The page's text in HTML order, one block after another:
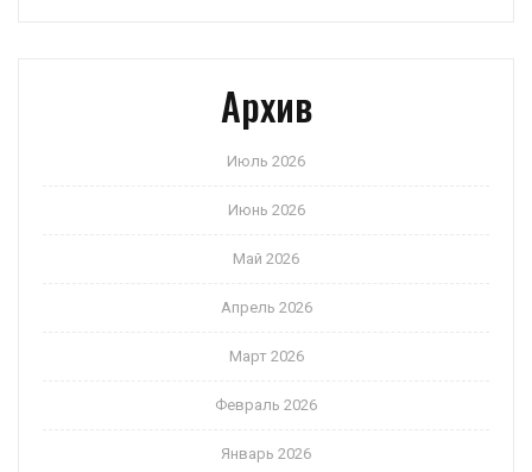
Архив
Июль 2026
Июнь 2026
Май 2026
Апрель 2026
Март 2026
Февраль 2026
Январь 2026